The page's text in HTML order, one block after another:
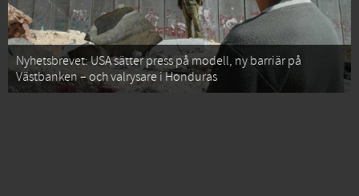
Nyhetsbrevet: USA sätter press på modell, ny barriär på
Västbanken – och valrysare i Honduras